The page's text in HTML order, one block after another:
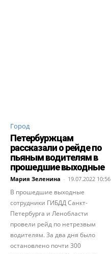
Город
Петербуржцам
рассказали о рейде по
пьяным водителям в
прошедшие выходные
Мария Зеленина - 19.07.2022 10:56
В прошедшие выходные
сотрудники ГИБДД Санкт-
Петербурга и Ленобласти
провели рейд по нетрезвым
водителям. За два дня было
остановлено почти 300